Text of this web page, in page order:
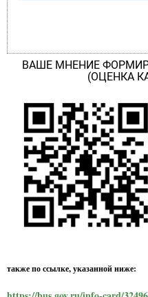
ВАШЕ МНЕНИЕ
(ОЦЕНКА
также по ссылке, указанной ниже: